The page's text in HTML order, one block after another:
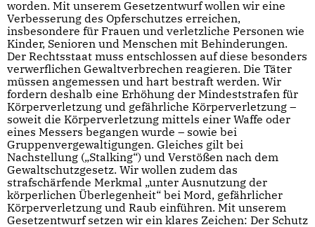
worden. Mit unserem Gesetzentwurf wollen wir eine
Verbesserung des Opferschutzes erreichen,
insbesondere für Frauen und verletzliche Personen wie
Kinder, Senioren und Menschen mit Behinderungen.
Der Rechtsstaat muss entschlossen auf diese besonders
verwerflichen Gewaltverbrechen reagieren. Die Täter
müssen angemessen und hart bestraft werden. Wir
fordern deshalb eine Erhöhung der Mindeststrafen für
Körperverletzung und gefährliche Körperverletzung –
soweit die Körperverletzung mittels einer Waffe oder
eines Messers begangen wurde – sowie bei
Gruppenvergewaltigungen. Gleiches gilt bei
Nachstellung („Stalking“) und Verstößen nach dem
Gewaltschutzgesetz. Wir wollen zudem das
strafschärfende Merkmal „unter Ausnutzung der
körperlichen Überlegenheit“ bei Mord, gefährlicher
Körperverletzung und Raub einführen. Mit unserem
Gesetzentwurf setzen wir ein klares Zeichen: Der Schutz